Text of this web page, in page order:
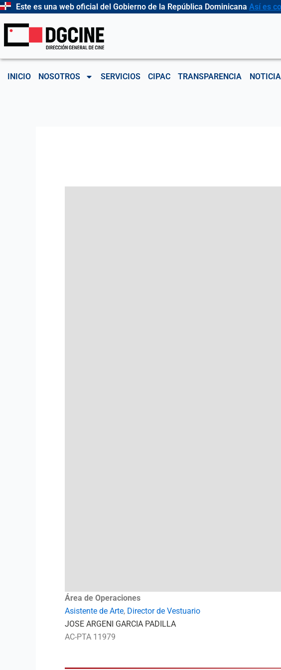
Ir
contenido
Este es una web oficial del Gobierno de la República Dominicana Así es
INICIO NOSOTROS SERVICIOS CIPAC TRANSPARENCIA
Área de Operaciones
Asistente de Arte, Director de Vestuario
JOSE ARGENI GARCIA PADILLA
AC-PTA 11979